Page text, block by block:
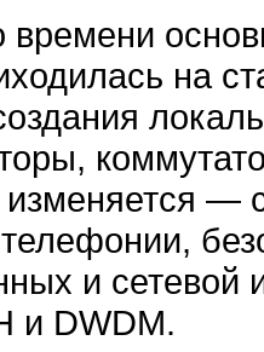
времени
на
изменяется —
и сетевой
и DWDM.